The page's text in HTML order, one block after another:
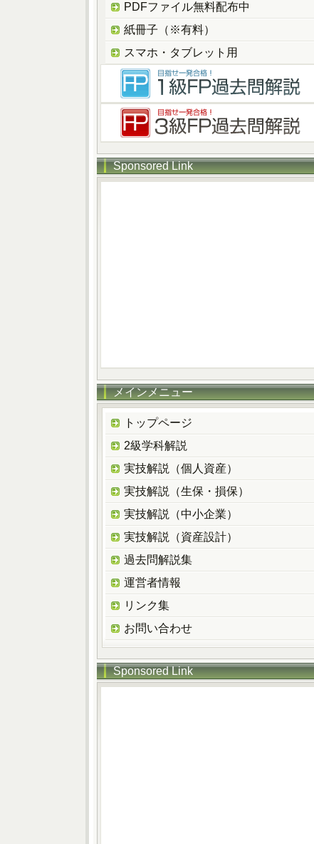
PDFファイル無料配布中
紙冊子（※有料）
スマホ・タブレット用
Sponsored Link
メインメニュー
トップページ
2級学科解説
実技解説（個人資産）
実技解説（生保・損保）
実技解説（中小企業）
実技解説（資産設計）
過去問解説集
運営者情報
リンク集
お問い合わせ
Sponsored Link